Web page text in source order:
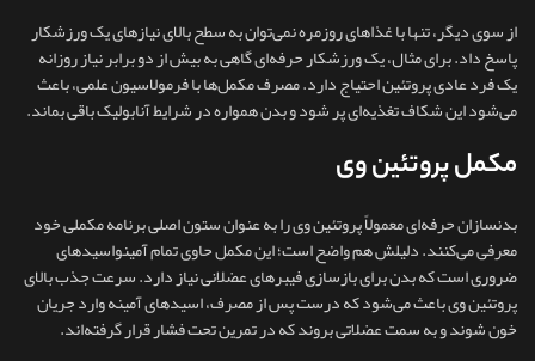
از سوی دیگر، تنها با غذاهای روزمره نمی‌توان به سطح بالای نیازهای یک ورزشکار
پاسخ داد. برای مثال، یک ورزشکار حرفه‌ای گاهی به بیش از دو برابر نیاز روزانه
یک فرد عادی پروتئین احتیاج دارد. مصرف مکمل‌ها با فرمولاسیون علمی، باعث
می‌شود این شکاف تغذیه‌ای پر شود و بدن همواره در شرایط آنابولیک باقی بماند.
مکمل پروتئین وی
بدنسازان حرفه‌ای معمولاً پروتئین وی را به‌ عنوان ستون اصلی برنامه مکملی خود
معرفی می‌کنند. دلیلش هم واضح است؛ این مکمل حاوی تمام آمینواسیدهای
ضروری است که بدن برای بازسازی فیبرهای عضلانی نیاز دارد. سرعت جذب بالای
پروتئین وی باعث می‌شود که درست پس از مصرف، اسیدهای آمینه وارد جریان
خون شوند و به سمت عضلاتی بروند که در تمرین تحت فشار قرار گرفته‌اند.